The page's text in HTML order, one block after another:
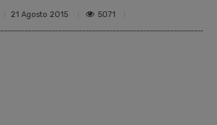
21 Agosto 2015 5071